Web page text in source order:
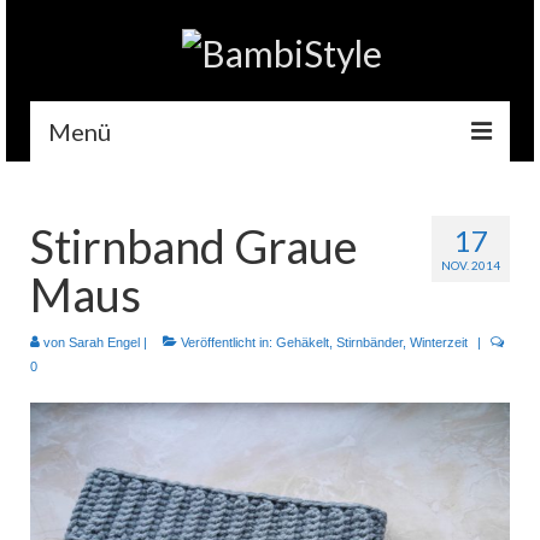
Menü
Gehäkelt
Accessoires
Handytaschen
Kuscheltiere
17
NOV. 2014
Stirnband Graue
Maus
von Sarah Engel Veröffentlicht in: Gehäkelt, Stirnbänder, Winterzeit
0